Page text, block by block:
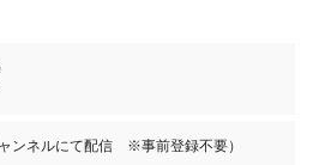
ンネルにて配信 ※事前登録不要）